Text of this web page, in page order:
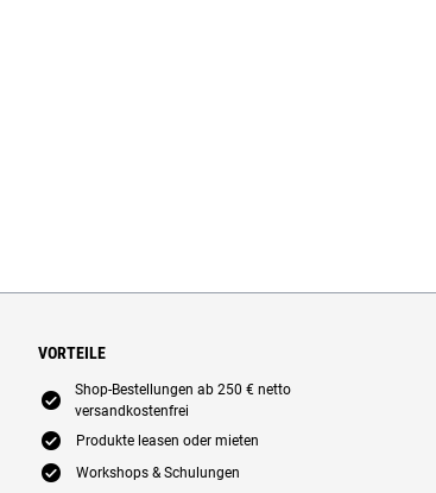
VORTEILE
E
Shop-Bestellungen ab 250 € netto
versandkostenfrei
E Produkte leasen oder mieten
E Workshops & Schulungen